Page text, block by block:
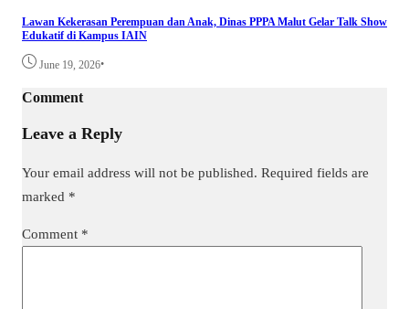
Lawan Kekerasan Perempuan dan Anak, Dinas PPPA Malut Gelar Talk Show
Edukatif di Kampus IAIN
June 19, 2026•
Comment
Leave a Reply
Your email address will not be published. Required fields are
marked *
Comment *